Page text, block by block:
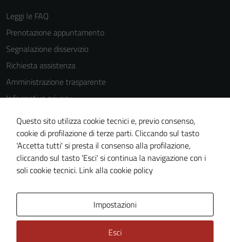
Leggi le FAQ
Prenotazione appuntamento
Segnalazione disservizio
Richiesta assistenza
Amministrazione trasparente
Informativa privacy
Cookie Policy
Note legali
Dichiarazione di accessibilità
Piano di miglioramento del sito
Questo sito utilizza cookie tecnici e, previo consenso,
cookie di profilazione di terze parti. Cliccando sul tasto
'Accetta tutti' si presta il consenso alla profilazione,
cliccando sul tasto 'Esci' si continua la navigazione con i
soli cookie tecnici. Link alla cookie policy
Impostazioni
Esci